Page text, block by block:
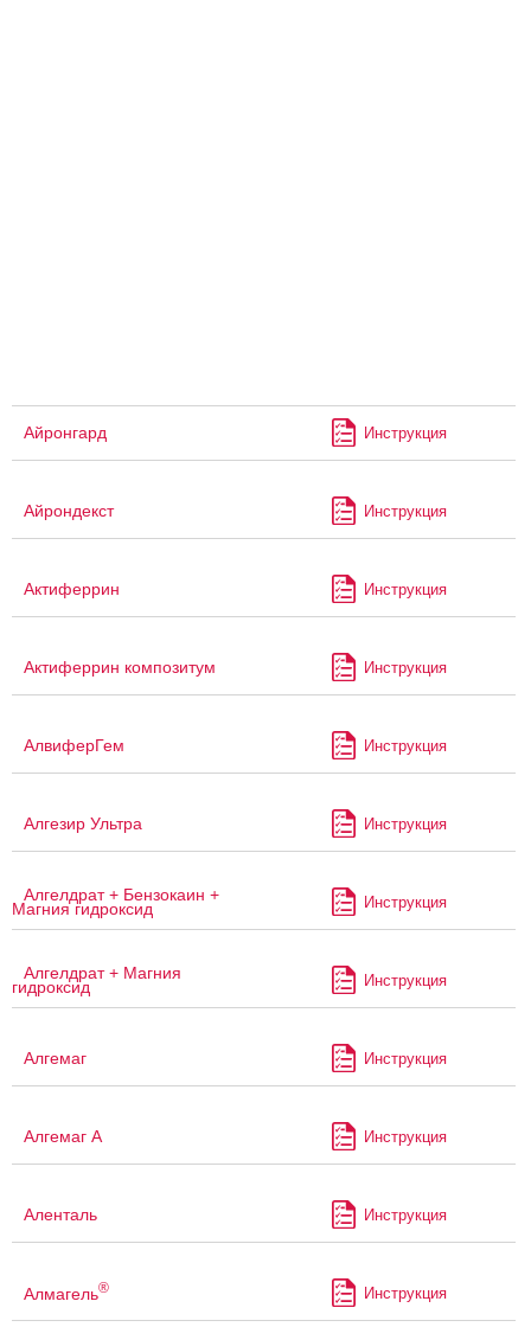
Айронгард Инструкция
Айрондекст Инструкция
Актиферрин Инструкция
Актиферрин композитум Инструкция
АлвиферГем Инструкция
Алгезир Ультра Инструкция
Алгелдрат + Бензокаин +
Магния гидроксид Инструкция
Алгелдрат + Магния
гидроксид Инструкция
Алгемаг Инструкция
Алгемаг А Инструкция
Аленталь Инструкция
Алмагель® Инструкция